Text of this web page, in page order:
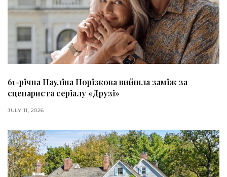
61-річна Пауліна Порізкова вийшла заміж за
сценариста серіалу «Друзі»
JULY 11, 2026